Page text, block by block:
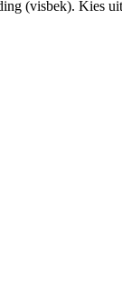
(visbek). Kies